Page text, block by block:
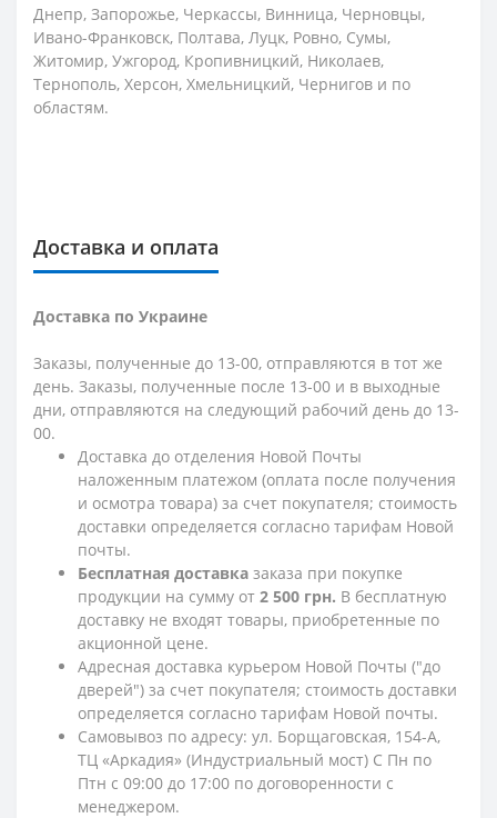
Днепр, Запорожье, Черкассы, Винница, Черновцы,
Ивано-Франковск, Полтава, Луцк, Ровно, Сумы,
Житомир, Ужгород, Кропивницкий, Николаев,
Тернополь, Херсон, Хмельницкий, Чернигов и по
областям.
Доставка и оплата
Доставка по Украине
Заказы, полученные до 13-00, отправляются в тот же
день. Заказы, полученные после 13-00 и в выходные
дни, отправляются на следующий рабочий день до 13-
00.
Доставка до отделения Новой Почты
наложенным платежом (оплата после получения
и осмотра товара) за счет покупателя; стоимость
доставки определяется согласно тарифам Новой
почты.
Бесплатная доставка заказа при покупке
продукции на сумму от 2 500 грн. В бесплатную
доставку не входят товары, приобретенные по
акционной цене.
Адресная доставка курьером Новой Почты ("до
дверей") за счет покупателя; стоимость доставки
определяется согласно тарифам Новой почты.
Самовывоз по адресу: ул. Борщаговская, 154-А,
ТЦ «Аркадия» (Индустриальный мост) С Пн по
Птн с 09:00 до 17:00 по договоренности с
менеджером.